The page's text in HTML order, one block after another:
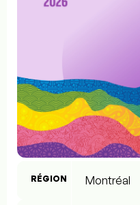
RÉGION Montréal